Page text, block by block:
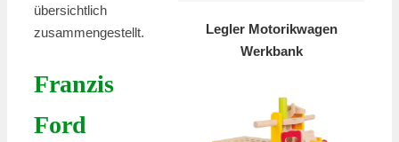
übersichtlich
zusammengestellt.
Franzis
Ford
Legler Motorikwagen
Werkbank